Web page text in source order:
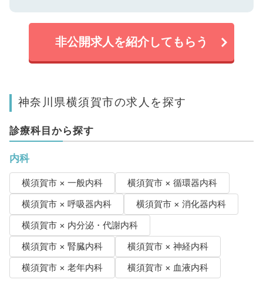
非公開求人を紹介してもらう
神奈川県横須賀市の求人を探す
診療科目から探す
内科
横須賀市 × 一般内科
横須賀市 × 循環器内科
横須賀市 × 呼吸器内科
横須賀市 × 消化器内科
横須賀市 × 内分泌・代謝内科
横須賀市 × 腎臓内科
横須賀市 × 神経内科
横須賀市 × 老年内科
横須賀市 × 血液内科